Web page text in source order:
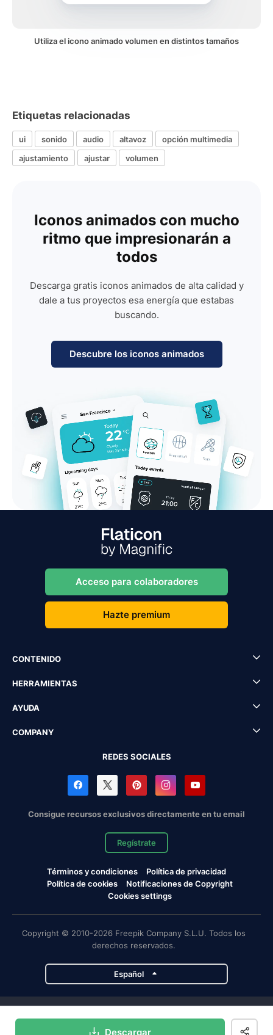
Descargar
Utiliza el icono animado volumen en distintos tamaños
Etiquetas relacionadas
ui sonido audio altavoz
opción multimedia
ajustamiento
ajustar volumen
Iconos animados con mucho
ritmo que impresionarán a
todos
Descarga gratis iconos animados de alta calidad y
dale a tus proyectos esa energía que estabas
buscando.
Descubre los iconos animados
Acceso para colaboradores
Hazte premium
CONTENIDO
HERRAMIENTAS
AYUDA
COMPANY
REDES SOCIALES
Consigue recursos exclusivos directamente en tu email
Regístrate
Términos y condiciones
Política de privacidad
Política de cookies
Notificaciones de Copyright
Cookies settings
Copyright © 2010-2026 Freepik Company S.L.U. Todos los
derechos reservados.
Español